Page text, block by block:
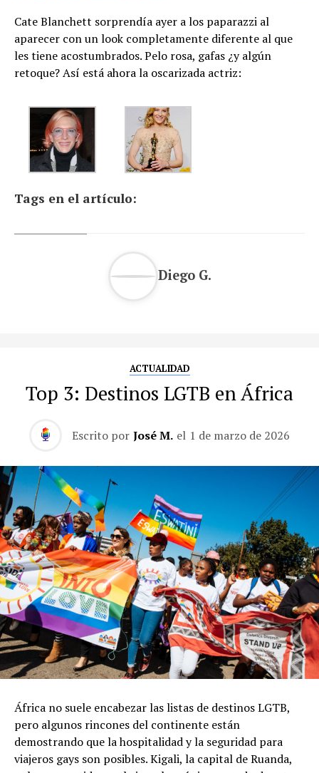
Cate Blanchett sorprendía ayer a los paparazzi al
aparecer con un look completamente diferente al que
les tiene acostumbrados. Pelo rosa, gafas ¿y algún
retoque? Así está ahora la oscarizada actriz:
Tags en el artículo:
Diego G.
ACTUALIDAD
Top 3: Destinos LGTB en África
Escrito por José M. el 1 de marzo de 2026
África no suele encabezar las listas de destinos LGTB,
pero algunos rincones del continente están
demostrando que la hospitalidad y la seguridad para
viajeros gays son posibles. Kigali, la capital de Ruanda,